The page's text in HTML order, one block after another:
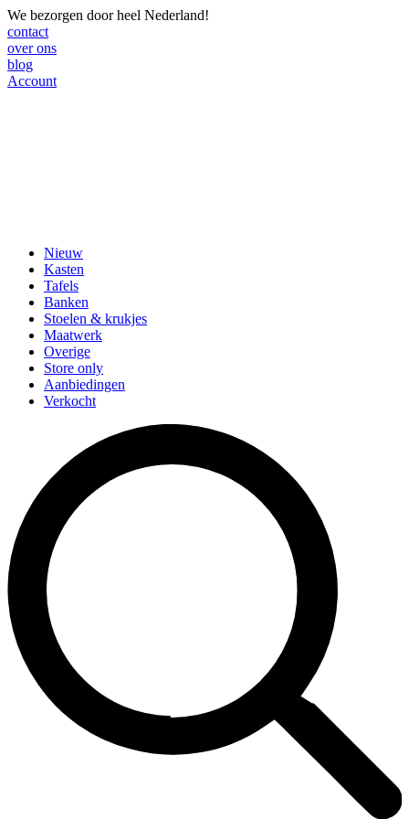
We bezorgen door heel Nederland!
contact
over ons
blog
Account
Nieuw
Kasten
Tafels
Banken
Stoelen & krukjes
Maatwerk
Overige
Store only
Aanbiedingen
Verkocht